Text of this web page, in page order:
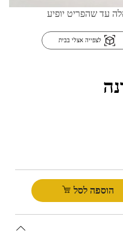
הוספה לסל
עד שהפריט יופיע
לצפייה אצלי בבית